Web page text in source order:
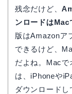
残念だけど、
ンロードはMac
版はAmazonア
できるけど、
だよね。Macで
は、iPhoneや
ダウンロード